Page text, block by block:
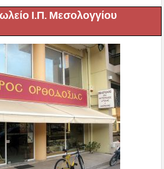
Ι.Π. Μεσολογγίου